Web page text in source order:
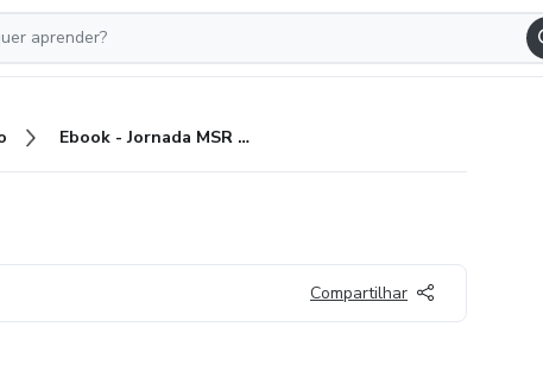
Ebook - Jornada MSR 2022
Compartilhar